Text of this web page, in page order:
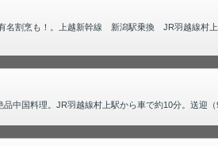
名割烹も！。上越新幹線 新潟駅乗換 JR羽越線村
中国料理。JR羽越線村上駅から車で約10分。送迎（